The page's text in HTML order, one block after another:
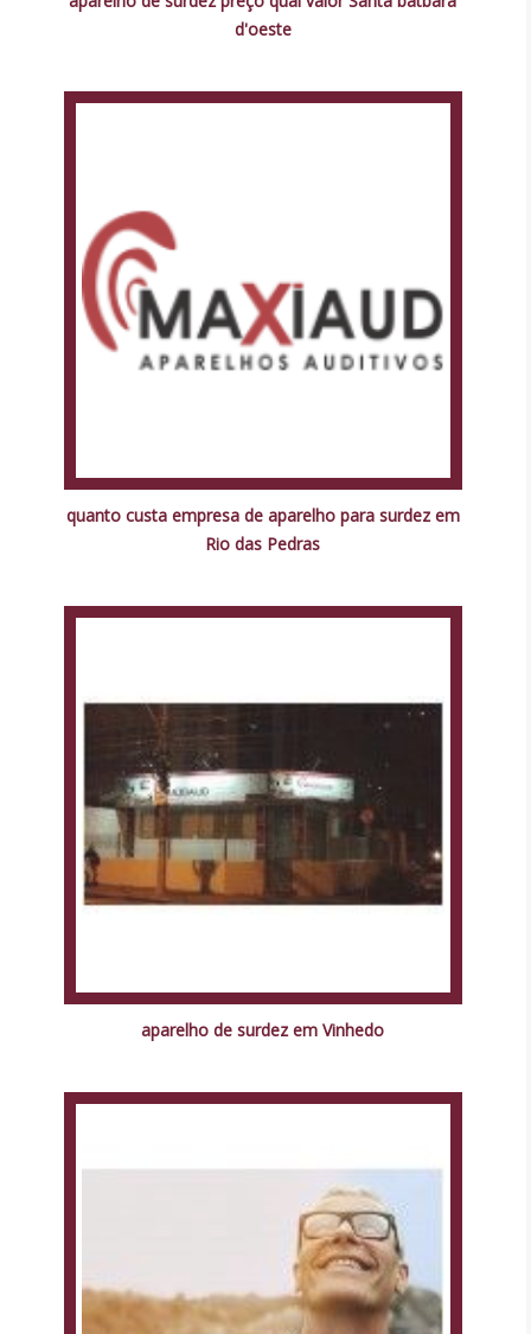
d'oeste
quanto custa empresa de aparelho para surdez em
Rio das Pedras
aparelho de surdez em Vinhedo